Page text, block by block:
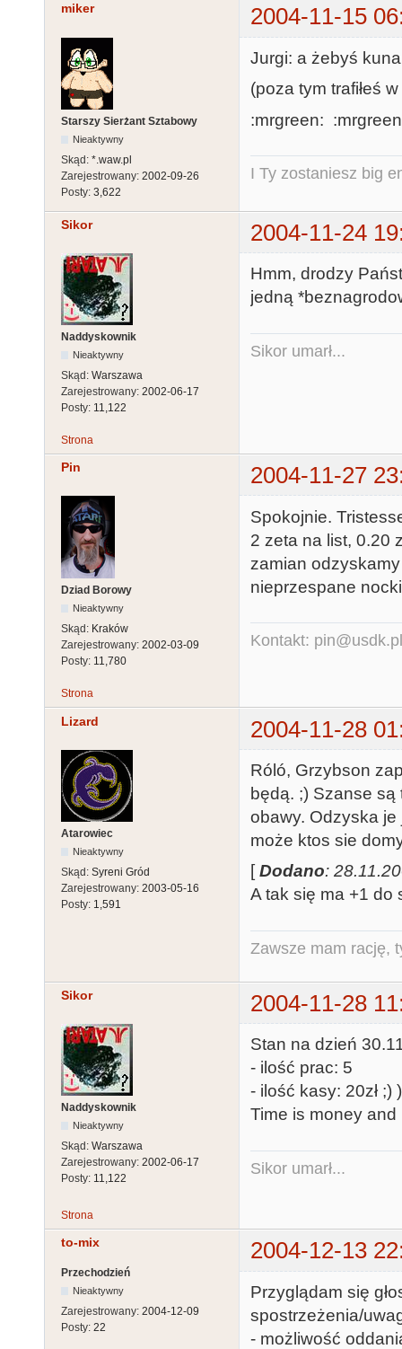
miker 2004-11-15
Starszy Sierżant Sztabowy
Nieaktywny
Skąd: *.waw.pl
Zarejestrowany: 2002-09-26
Posty: 3,622
Jurgi: a żebyś kuna
(poza tym trafiłeś
:mrgreen:
I Ty zostaniesz big
Sikor 2004-11-24
Naddyskownik
Nieaktywny
Skąd: Warszawa
Zarejestrowany: 2002-06-17
Posty: 11,122
Hmm, drodzy
jedną
Sikor umarł...
Strona
Pin 2004-11-27
Dziad Borowy
Nieaktywny
Skąd: Kraków
Zarejestrowany: 2002-03-09
Posty: 11,780
Spokojnie.
2 zeta na list, 0.20
zamian
nieprzespane
Kontakt: pin@usdk.pl
Strona
Lizard 2004-11-28
Atarowiec
Nieaktywny
Skąd: Syreni Gród
Zarejestrowany: 2003-05-16
Posty: 1,591
Róló, Grzybson
będą. ;) Szanse są
obawy. Odzyska je
może ktos sie
[Dodano:
A tak się ma +1 do
Zawsze mam rację,
Sikor 2004-11-28
Naddyskownik
Nieaktywny
Skąd: Warszawa
Zarejestrowany: 2002-06-17
Posty: 11,122
Stan na dzień
- ilość prac: 5
- ilość kasy: 20zł ;)
Time is money
Sikor umarł...
Strona
to-mix 2004-12-13
Przechodzień
Nieaktywny
Zarejestrowany: 2004-12-09
Posty: 22
Przyglądam się
spostrzeżenia/
- możliwość